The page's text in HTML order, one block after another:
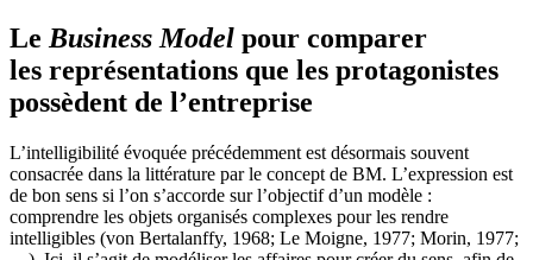
Le Business Model pour comparer
les représentations que les protagonistes
possèdent de l’entreprise
L’intelligibilité évoquée précédemment est désormais souvent
consacrée dans la littérature par le concept de BM. L’expression est
de bon sens si l’on s’accorde sur l’objectif d’un modèle :
comprendre les objets organisés complexes pour les rendre
intelligibles (von Bertalanffy, 1968; Le Moigne, 1977; Morin, 1977;